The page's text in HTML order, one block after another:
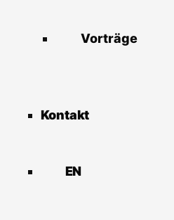
Vorträge
Kontakt
EN